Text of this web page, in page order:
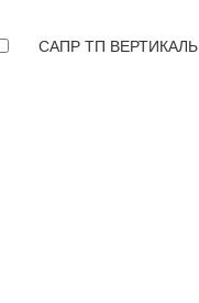
САПР ТП ВЕРТИКАЛЬ